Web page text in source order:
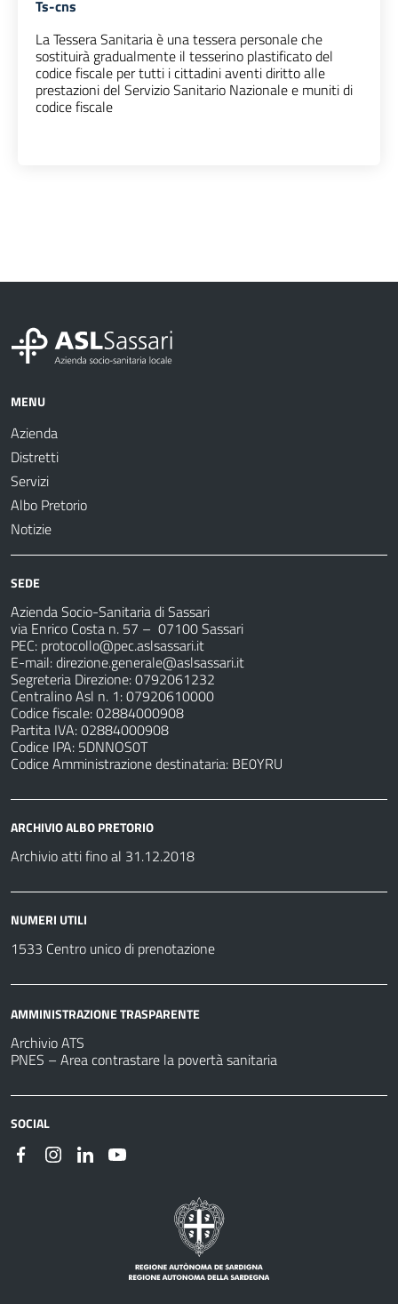
Ts-cns
La Tessera Sanitaria è una tessera personale che
sostituirà gradualmente il tesserino plastificato del
codice fiscale per tutti i cittadini aventi diritto alle
prestazioni del Servizio Sanitario Nazionale e muniti di
codice fiscale
MENU
Azienda
Distretti
Servizi
Albo Pretorio
Notizie
SEDE
Azienda Socio-Sanitaria di Sassari
via Enrico Costa n. 57 – 07100 Sassari
PEC: protocollo@pec.aslsassari.it
E-mail:direzione.generale@aslsassari.it
Segreteria Direzione: 0792061232
Centralino Asl n. 1: 07920610000
Codice fiscale: 02884000908
Partita IVA: 02884000908
Codice IPA: 5DNNOS0T
Codice Amministrazione destinataria: BE0YRU
ARCHIVIO ALBO PRETORIO
Archivio atti fino al 31.12.2018
NUMERI UTILI
1533 Centro unico di prenotazione
AMMINISTRAZIONE TRASPARENTE
Archivio ATS
PNES – Area contrastare la povertà sanitaria
SOCIAL